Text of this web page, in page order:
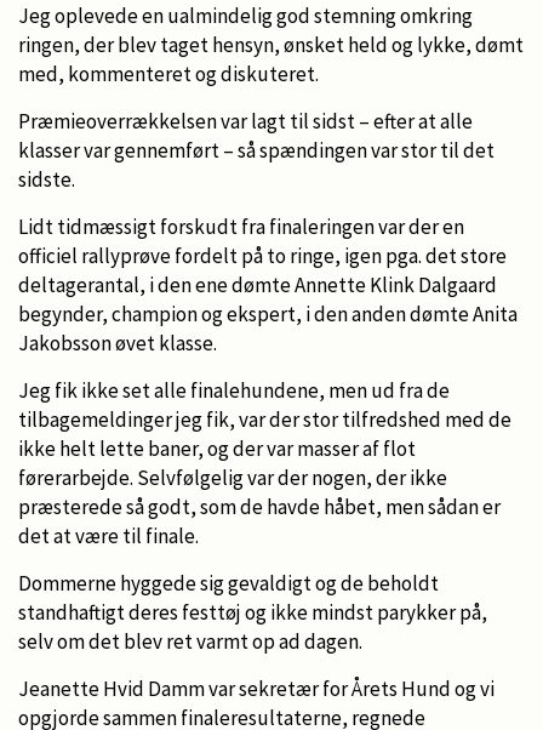
Jeg oplevede en ualmindelig god stemning omkring
ringen, der blev taget hensyn, ønsket held og lykke, dømt
med, kommenteret og diskuteret.
Præmieoverrækkelsen var lagt til sidst – efter at alle
klasser var gennemført – så spændingen var stor til det
sidste.
Lidt tidmæssigt forskudt fra finaleringen var der en
officiel rallyprøve fordelt på to ringe, igen pga. det store
deltagerantal, i den ene dømte Annette Klink Dalgaard
begynder, champion og ekspert, i den anden dømte Anita
Jakobsson øvet klasse.
Jeg fik ikke set alle finalehundene, men ud fra de
tilbagemeldinger jeg fik, var der stor tilfredshed med de
ikke helt lette baner, og der var masser af flot
førerarbejde. Selvfølgelig var der nogen, der ikke
præsterede så godt, som de havde håbet, men sådan er
det at være til finale.
Dommerne hyggede sig gevaldigt og de beholdt
standhaftigt deres festtøj og ikke mindst parykker på,
selv om det blev ret varmt op ad dagen.
Jeanette Hvid Damm var sekretær for Årets Hund og vi
opgjorde sammen finaleresultaterne, regnede